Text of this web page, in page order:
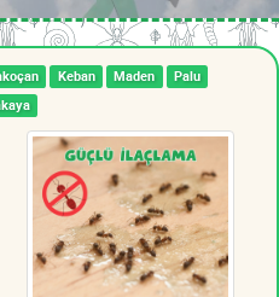
Keban Maden
Palu